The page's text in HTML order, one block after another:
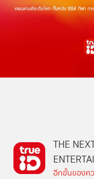
THE
อีกขั้นของค